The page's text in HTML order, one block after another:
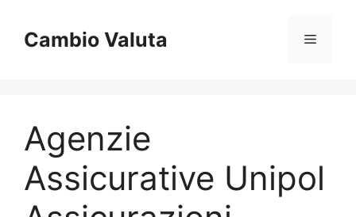
contenuto
Cambio Valuta Menu
Agenzie
Assicurative Unipol